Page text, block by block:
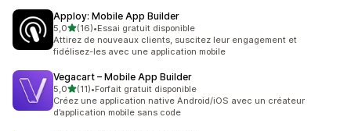
Apploy: Mobile App Builder
5,0étoile(s) sur 5
(16)
16 avis au total
•Essai gratuit disponible
Attirez de nouveaux clients, suscitez leur engagement et
fidélisez-les avec une application mobile
Vegacart – Mobile App Builder
5,0étoile(s) sur 5
(11)
11 avis au total
•Forfait gratuit disponible
Créez une application native Android/iOS avec un créateur
d’application mobile sans code